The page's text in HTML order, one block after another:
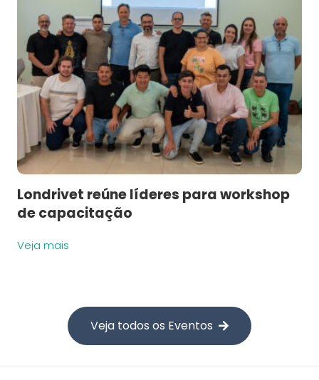
Londrivet reúne líderes para workshop
de capacitação
Veja mais
Veja todos os Eventos